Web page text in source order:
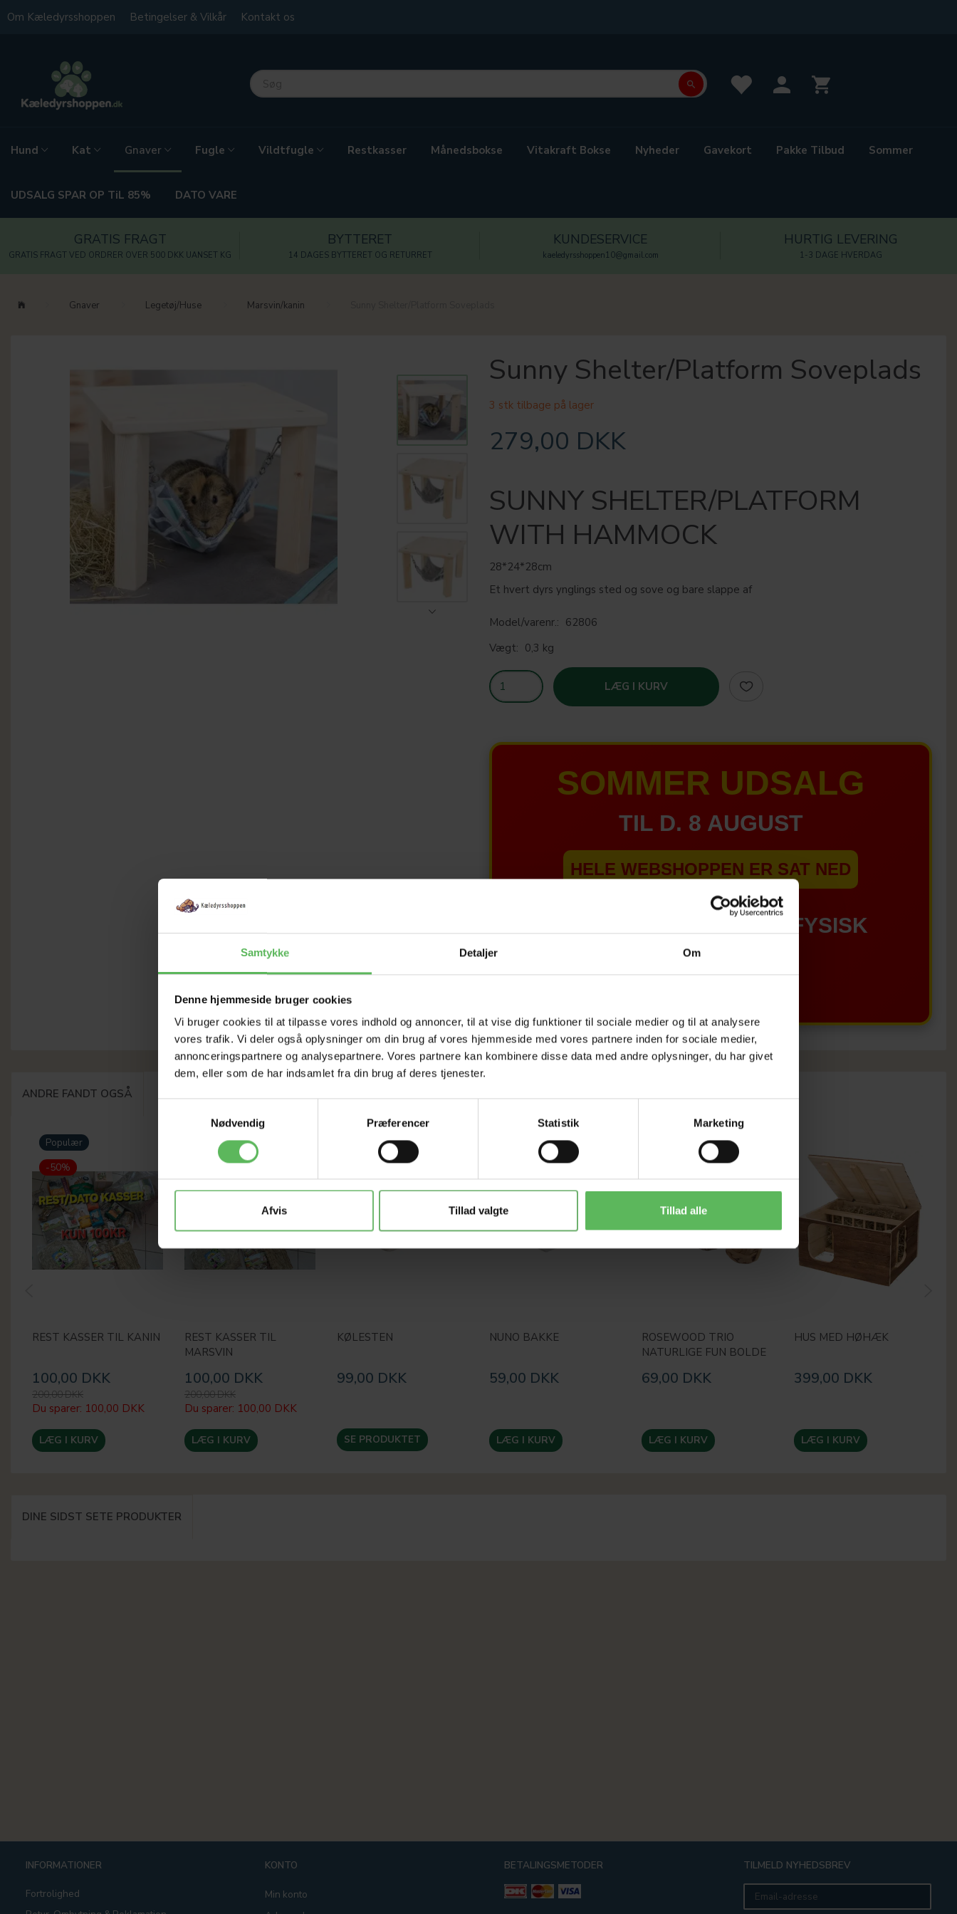
Samtykke Detaljer Om
Denne hjemmeside bruger cookies
Vi bruger cookies til at tilpasse vores indhold og annoncer, til at vise dig funktioner til sociale medier og til at analysere
vores trafik. Vi deler også oplysninger om din brug af vores hjemmeside med vores partnere inden for sociale medier,
annonceringspartnere og analysepartnere. Vores partnere kan kombinere disse data med andre oplysninger, du har givet
dem, eller som de har indsamlet fra din brug af deres tjenester.
Nødvendig
Præferencer Statistik Marketing
Afvis Tillad valgte Tillad alle
Om Kæledyrsshoppen Betingelser & Vilkår Kontakt os
Hund Kat Gnaver Fugle Vildtfugle Restkasser Månedsbokse Vitakraft Bokse Nyheder Gavekort Pakke Tilbud Sommer
UDSALG SPAR OP TiL 85% DATO VARE
GRATIS FRAGT
GRATIS FRAGT VED ORDRER OVER 500 DKK UANSET KG
BYTTERET
14 DAGES BYTTERET OG RETURRET
KUNDESERVICE
kaeledyrsshoppen10@gmail.com
HURTIG LEVERING
1-3 DAGE HVERDAG
Gnaver Legetøj/Huse Marsvin/kanin
Sunny Shelter/Platform Soveplads
3 stk tilbage på lager
279,00 DKK
SUNNY SHELTER/PLATFORM
WITH HAMMOCK
28*24*28cm
Et hvert dyrs ynglings sted og sove og bare slappe af
Model/varenr.: 62806
Vægt: 0,3 kg
LÆG I KURV
SOMMER UDSALG
TIL D. 8 AUGUST
HELE WEBSHOPPEN ER SAT NED
Tilbud GÆLDER IKKE I FYSISK
BUTIKKERE
ANDRE FANDT OGSÅ
Populær
-50%
REST KASSER TIL KANIN
100,00 DKK
200,00 DKK
Du sparer: 100,00 DKK
LÆG I KURV
Populær
REST KASSER TIL
MARSVIN
100,00 DKK
200,00 DKK
Du sparer: 100,00 DKK
LÆG I KURV
KØLESTEN
99,00 DKK
SE PRODUKTET
NUNO BAKKE
59,00 DKK
LÆG I KURV
ROSEWOOD TRIO
NATURLIGE FUN BOLDE
69,00 DKK
LÆG I KURV
HUS MED HØHÆK
399,00 DKK
LÆG I KURV
DINE SIDST SETE PRODUKTER
INFORMATIONER
Fortrolighed
KONTO
Min konto
BETALINGSMETODER
TILMELD NYHEDSBREV
Email-
adresse